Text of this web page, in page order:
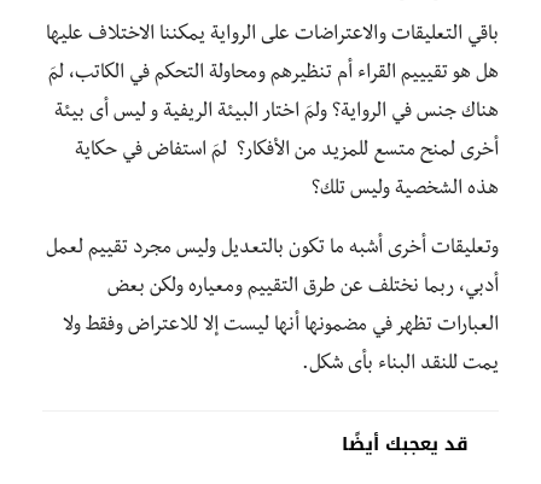
باقي التعليقات والاعتراضات على الرواية يمكننا الاختلاف عليها
هل هو تقيييم القراء أم تنظيرهم ومحاولة التحكم في الكاتب، لمَ
هناك جنس في الرواية؟ ولمَ اختار البيئة الريفية و ليس أى بيئة
أخرى لمنح متسع للمزيد من الأفكار؟ لمَ استفاض في حكاية
هذه الشخصية وليس تلك؟
وتعليقات أخرى أشبه ما تكون بالتعديل وليس مجرد تقييم لعمل
أدبي، ربما نختلف عن طرق التقييم ومعياره ولكن بعض
العبارات تظهر في مضمونها أنها ليست إلا للاعتراض وفقط ولا
يمت للنقد البناء بأى شكل.
قد يعجبك أيضًا